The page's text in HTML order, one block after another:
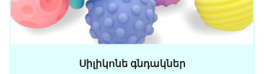
Սիլիկոնե գնդակներ